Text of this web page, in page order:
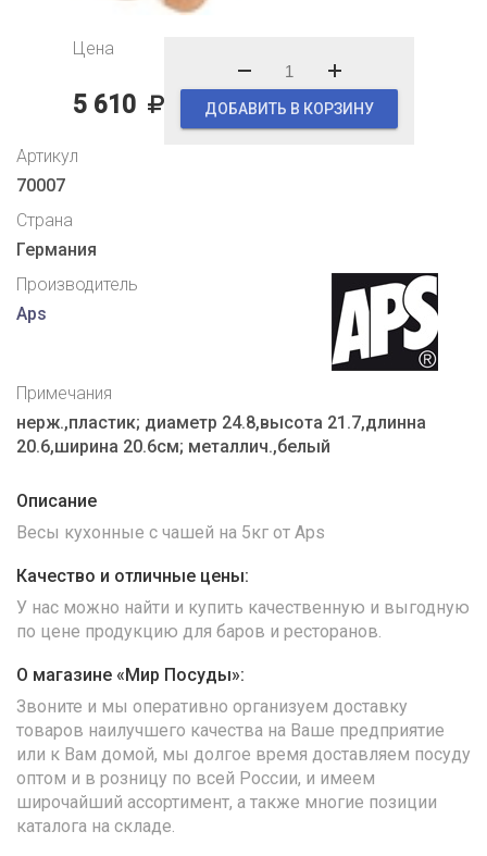
Цена
5 610 ДОБАВИТЬ В КОРЗИНУ
Артикул
70007
Страна
Германия
Производитель
Aps
Примечания
нерж.,пластик; диаметр 24.8,высота 21.7,длинна
20.6,ширина 20.6см; металлич.,белый
Описание
Весы кухонные с чашей на 5кг от Aps
Качество и отличные цены:
У нас можно найти и купить качественную и выгодную
по цене продукцию для баров и ресторанов.
О магазине «Мир Посуды»:
Звоните и мы оперативно организуем доставку
товаров наилучшего качества на Ваше предприятие
или к Вам домой, мы долгое время доставляем посуду
оптом и в розницу по всей России, и имеем
широчайший ассортимент, а также многие позиции
каталога на складе.